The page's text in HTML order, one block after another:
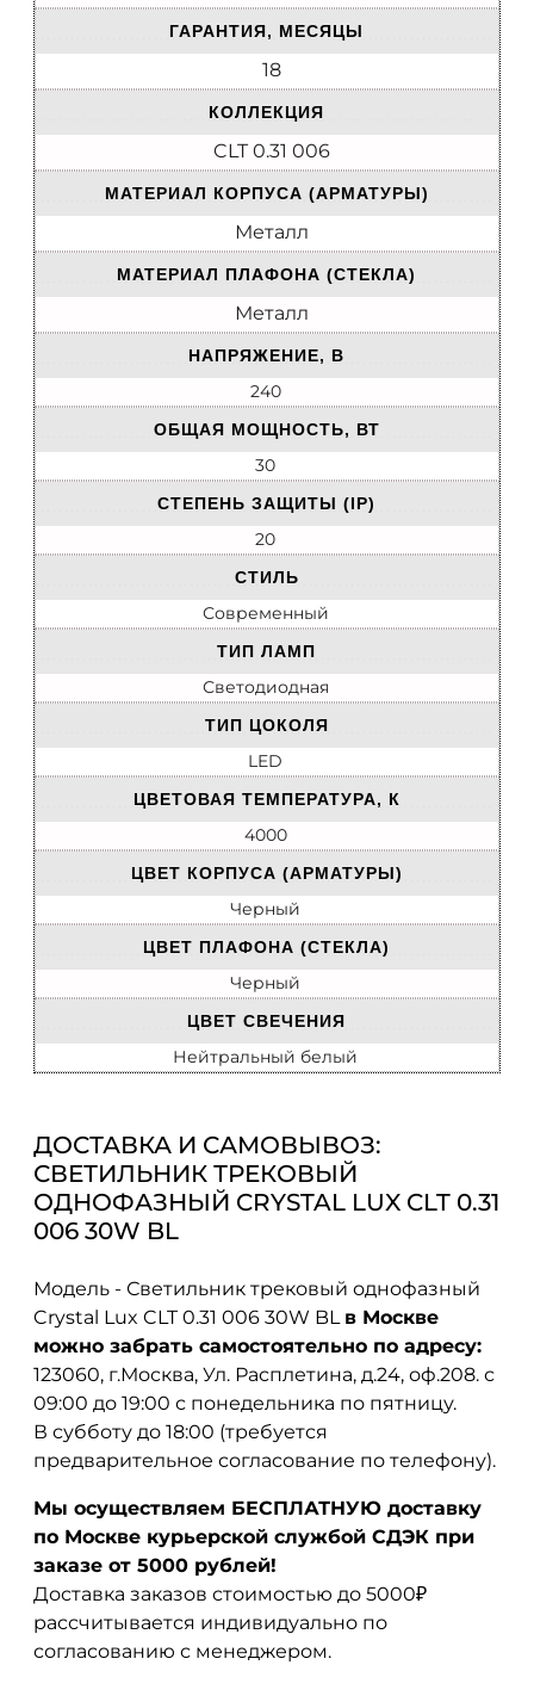
ГАРАНТИЯ, МЕСЯЦЫ
18
КОЛЛЕКЦИЯ
CLT 0.31 006
МАТЕРИАЛ КОРПУСА (АРМАТУРЫ)
Металл
МАТЕРИАЛ ПЛАФОНА (СТЕКЛА)
Металл
НАПРЯЖЕНИЕ, В
240
ОБЩАЯ МОЩНОСТЬ, ВТ
30
СТЕПЕНЬ ЗАЩИТЫ (IP)
20
СТИЛЬ
Современный
ТИП ЛАМП
Светодиодная
ТИП ЦОКОЛЯ
LED
ЦВЕТОВАЯ ТЕМПЕРАТУРА, К
4000
ЦВЕТ КОРПУСА (АРМАТУРЫ)
Черный
ЦВЕТ ПЛАФОНА (СТЕКЛА)
Черный
ЦВЕТ СВЕЧЕНИЯ
Нейтральный белый
ДОСТАВКА И САМОВЫВОЗ:
СВЕТИЛЬНИК ТРЕКОВЫЙ
ОДНОФАЗНЫЙ CRYSTAL LUX CLT 0.31
006 30W BL
Модель - Светильник трековый однофазный
Crystal Lux CLT 0.31 006 30W BL в Москве
можно забрать самостоятельно по адресу:
123060, г.Москва, Ул. Расплетина, д.24, оф.208. с
09:00 до 19:00 с понедельника по пятницу.
В субботу до 18:00 (требуется
предварительное согласование по телефону).
Мы осуществляем БЕСПЛАТНУЮ доставку
по Москве курьерской службой СДЭК при
заказе от 5000 рублей!
Доставка заказов стоимостью до 5000₽
рассчитывается индивидуально по
согласованию с менеджером.